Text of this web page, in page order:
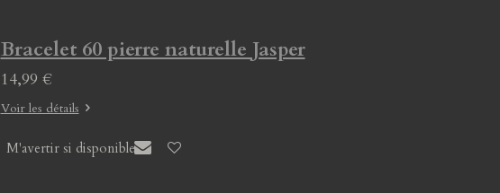
Bracelet 60 pierre naturelle Jasper
14,99 €
Voir les détails
M'avertir si disponible